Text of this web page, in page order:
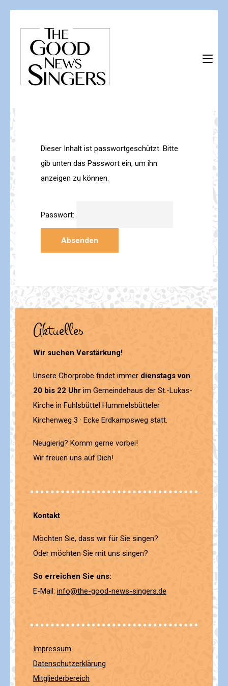
content
The Good News Singers
Dieser Inhalt ist passwortgeschützt. Bitte
gib unten das Passwort ein, um ihn
anzeigen zu können.
Passwort:
Aktuelles
Wir suchen Verstärkung!
Unsere Chorprobe findet immer dienstags von
20 bis 22 Uhr im Gemeindehaus der St.-Lukas-
Kirche in Fuhlsbüttel Hummelsbütteler
Kirchenweg 3 · Ecke Erdkampsweg statt.
Neugierig? Komm gerne vorbei!
Wir freuen uns auf Dich!
Kontakt
Möchten Sie, dass wir für Sie singen?
Oder möchten Sie mit uns singen?
So erreichen Sie uns:
E-Mail: info@the-good-news-singers.de
Impressum
Datenschutzerklärung
Mitgliederbereich